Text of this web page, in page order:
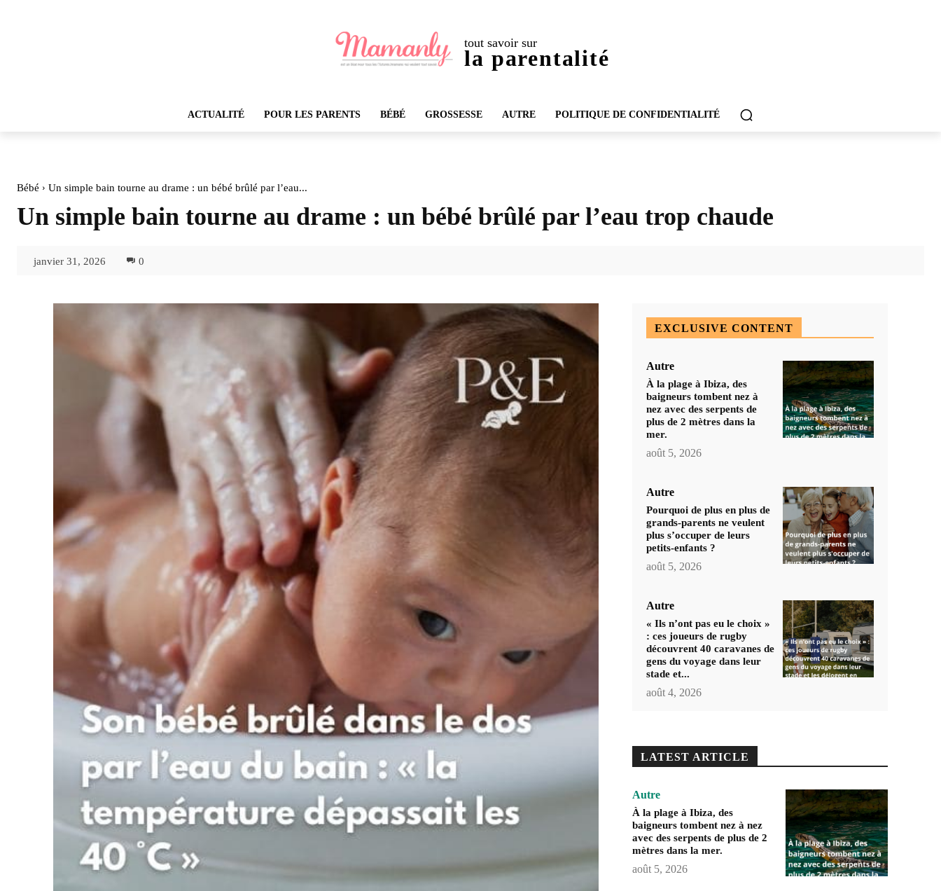
tout savoir sur
la parentalité
ACTUALITÉ POUR LES PARENTS BÉBÉ GROSSESSE AUTRE POLITIQUE DE CONFIDENTIALITÉ
Bébé Un simple bain tourne au drame : un bébé brûlé par l’eau...
Un simple bain tourne au drame : un bébé brûlé par l’eau trop chaude
janvier 31, 2026 0
EXCLUSIVE CONTENT
Autre
À la plage à Ibiza, des
baigneurs tombent nez à
nez avec des serpents de
plus de 2 mètres dans la
mer.
août 5, 2026
Autre
Pourquoi de plus en plus de
grands-parents ne veulent
plus s’occuper de leurs
petits-enfants ?
août 5, 2026
Autre
« Ils n’ont pas eu le choix »
: ces joueurs de rugby
découvrent 40 caravanes de
gens du voyage dans leur
stade et...
août 4, 2026
LATEST ARTICLE
Autre
À la plage à Ibiza, des
baigneurs tombent nez à nez
avec des serpents de plus de 2
mètres dans la mer.
août 5, 2026